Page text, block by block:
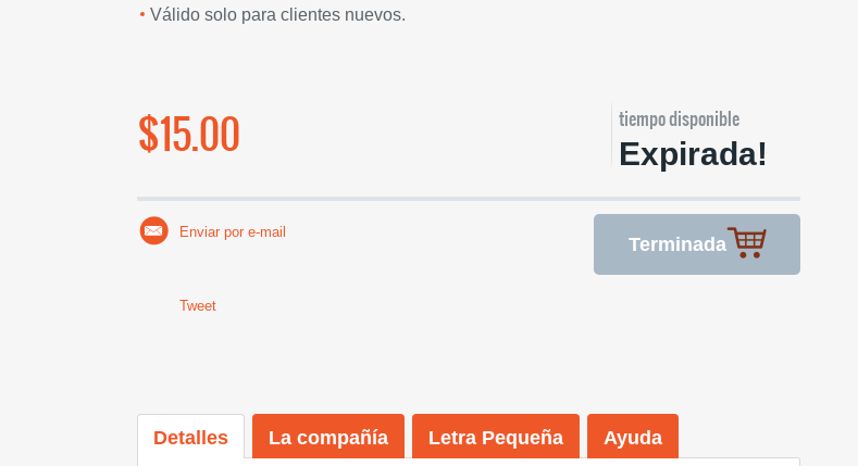
Válido solo para clientes nuevos.
$15.00 tiempo disponible
Expirada!
Terminada
Enviar por e-mail
Tweet
Detalles La compañía Letra Pequeña Ayuda